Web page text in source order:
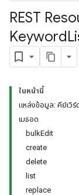
REST
Keyword
ในหน้านี้
แหล่งข้อมูล: คีย์เวิร์
เมธอด
bulkEdit
create
delete
list
replace